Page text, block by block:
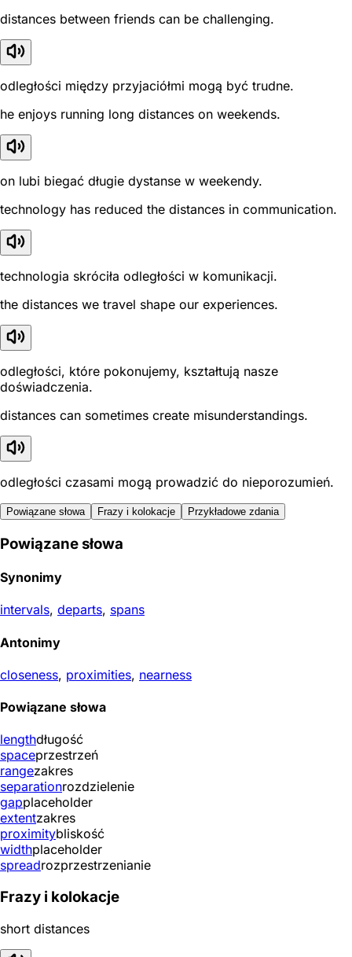
distances between friends can be challenging.
odległości między przyjaciółmi mogą być trudne.
he enjoys running long distances on weekends.
on lubi biegać długie dystanse w weekendy.
technology has reduced the distances in communication.
technologia skróciła odległości w komunikacji.
the distances we travel shape our experiences.
odległości, które pokonujemy, kształtują nasze
doświadczenia.
distances can sometimes create misunderstandings.
odległości czasami mogą prowadzić do nieporozumień.
Powiązane słowa Frazy i kolokacje Przykładowe zdania
Powiązane słowa
Synonimy
intervals, departs, spans
Antonimy
closeness, proximities, nearness
Powiązane słowa
lengthdługość
spaceprzestrzeń
rangezakres
separationrozdzielenie
gapplaceholder
extentzakres
proximitybliskość
widthplaceholder
spreadrozprzestrzenianie
Frazy i kolokacje
short distances